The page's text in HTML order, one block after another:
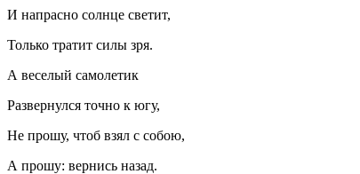
И напрасно солнце светит,
Только тратит силы зря.
А веселый самолетик
Развернулся точно к югу,
Не прошу, чтоб взял с собою,
А прошу: вернись назад.